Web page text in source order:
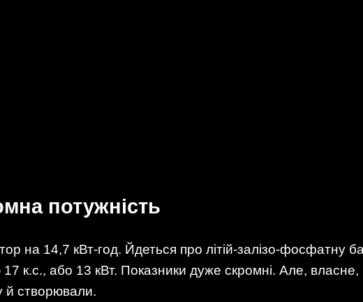
потужність
на 14,7 кВт-год. Йдеться про літій-залізо-фосфатну
к.с., або 13 кВт. Показники дуже скромні. Але, власне,
й створювали.